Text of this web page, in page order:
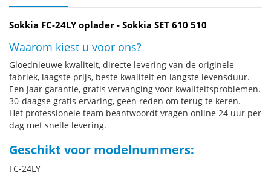
Sokkia FC-24LY oplader - Sokkia SET 610 510
Waarom kiest u voor ons?
Gloednieuwe kwaliteit, directe levering van de originele
fabriek, laagste prijs, beste kwaliteit en langste levensduur.
Een jaar garantie, gratis vervanging voor kwaliteitsproblemen.
30-daagse gratis ervaring, geen reden om terug te keren.
Het professionele team beantwoordt vragen online 24 uur per
dag met snelle levering.
Geschikt voor modelnummers:
FC-24LY